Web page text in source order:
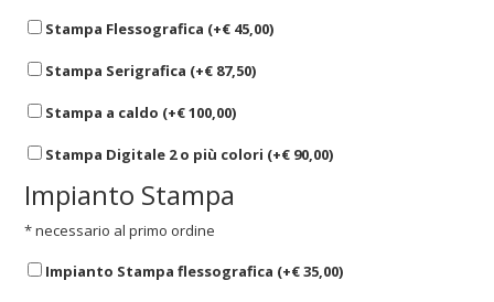
Stampa Flessografica (+€ 45,00)
Stampa Serigrafica (+€ 87,50)
Stampa a caldo (+€100,00)
Stampa Digitale 2 o più colori (+€ 90,00)
Impianto Stampa
* necessario al primo ordine
Impianto Stampa flessografica (+€35,00)